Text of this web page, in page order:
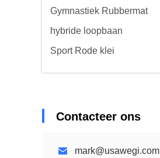
Gymnastiek Rubbermat
hybride loopbaan
Sport Rode klei
Contacteer ons
mark@usawegi.com